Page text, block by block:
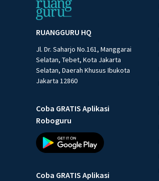
RUANGGURU HQ
Jl. Dr. Saharjo No.161, Manggarai
Selatan, Tebet, Kota Jakarta
Selatan, Daerah Khusus Ibukota
Jakarta 12860
Coba GRATIS Aplikasi
Roboguru
Coba GRATIS Aplikasi